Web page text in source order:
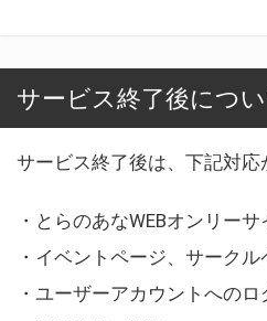
サービス終了後につ
サービス終了後は、下記対応
・とらのあなWEBオンリー
・イベントページ、サーク
・ユーザーアカウントへのロ